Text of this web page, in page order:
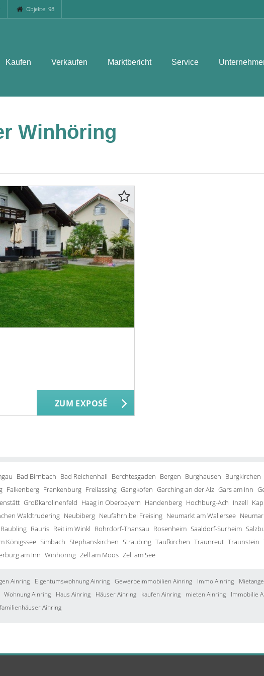
Objekte: 98
Kaufen Verkaufen Marktbericht Service
Winhöring
ZUM EXPOSÉ
Bad Birnbach Bad Reichenhall Berchtesgaden Bergen Burghausen Burgkirchen
Falkenberg Frankenburg Freilassing Gangkofen Garching an der Alz Gars am Inn
Großkarolinenfeld Haag in Oberbayern Handenberg Hochburg-Ach Inzell
Waldtrudering Neubiberg Neufahrn bei Freising Neumarkt am Wallersee
Raubling Rauris Reit im Winkl Rohrdorf-Thansau Rosenheim Saaldorf-Surheim
Königssee Simbach Stephanskirchen Straubing Taufkirchen Traunreut Traunstein
am Inn Winhöring Zell am Moos Zell am See
Ainring Eigentumswohnung Ainring Gewerbeimmobilien Ainring Immo Ainring
Wohnung Ainring Haus Ainring Häuser Ainring kaufen Ainring mieten Ainring Immobilie
Ainring